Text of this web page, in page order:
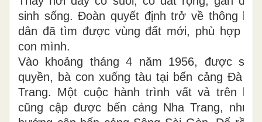
sinh sống. Đoàn quyết định trở về thông
dân đã tìm được vùng đất mới, phù hợp
con mình.
Vào khoảng tháng 4 năm 1956, được sự
quyền, bà con xuống tàu tại bến cảng Đà
Trang. Một cuộc hành trình vất vả trên
cũng cập được bến cảng Nha Trang,